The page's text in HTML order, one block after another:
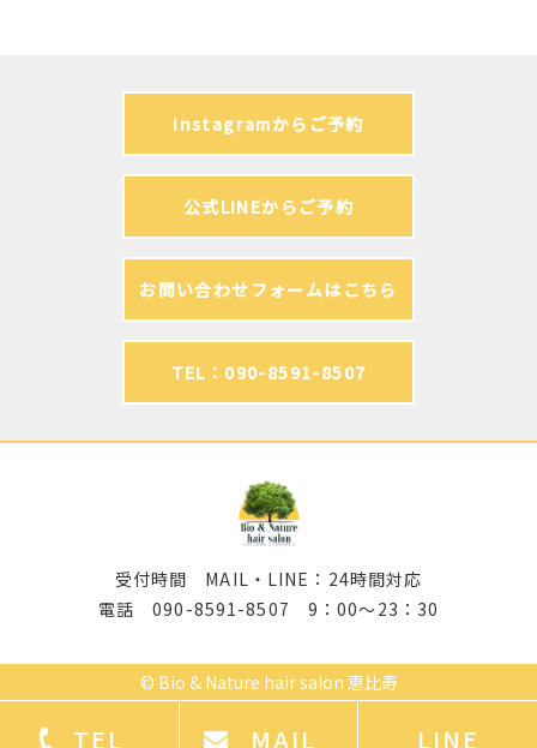
Instagramからご予約
公式LINEからご予約
お問い合わせフォームはこちら
TEL：090-8591-8507
TEL MAIL LINE
受付時間 MAIL・LINE：24時間対応
電話 090-8591-8507 9：00～23：30
© Bio & Nature hair salon 恵比寿